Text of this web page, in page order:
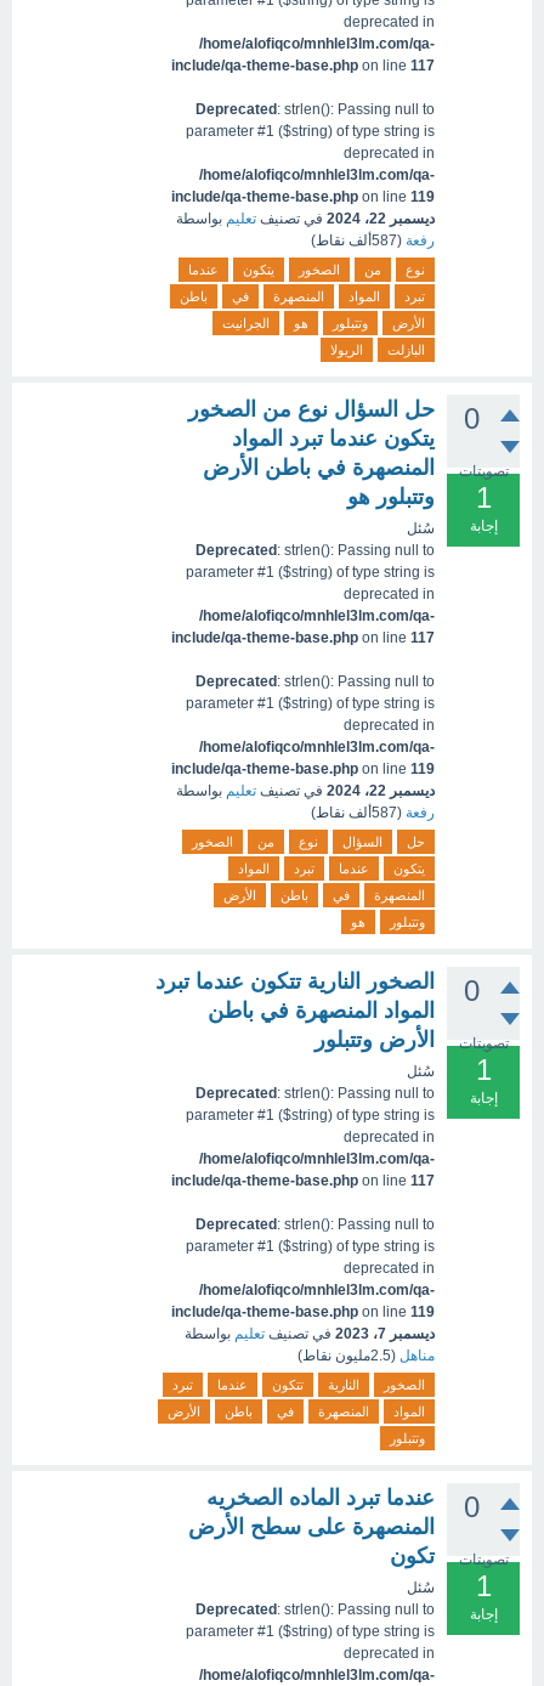
deprecated in
/home/alofiqco/mnhlel3lm.com/qa-
include/qa-theme-base.php on line 117
Deprecated : strlen(): Passing null to
parameter #1 ($string) of type string is
deprecated in
/home/alofiqco/mnhlel3lm.com/qa-
include/qa-theme-base.php on line 119
ديسمبر 22، 2024
في تصنيف تعليم بواسطة
رفعة (587ألف نقاط)
نوع من الصخور يتكون
عندما
تبرد
المواد المنصهرة في
باطن
الأرض
وتتبلور هو
الجرانيت
البازلت
الريولا
0
تصويتات
1
إجابة
حل السؤال نوع من الصخور
يتكون عندما تبرد المواد
المنصهرة في باطن الأرض
وتتبلور هو
سُئل
Deprecated : strlen(): Passing null to
parameter #1 ($string) of type string is
deprecated in
/home/alofiqco/mnhlel3lm.com/qa-
include/qa-theme-base.php on line 117
Deprecated : strlen(): Passing null to
parameter #1 ($string) of type string is
deprecated in
/home/alofiqco/mnhlel3lm.com/qa-
include/qa-theme-base.php on line 119
ديسمبر 22، 2024
في تصنيف تعليم بواسطة
رفعة (587ألف نقاط)
حل السؤال نوع من
الصخور
يتكون
عندما تبرد
المواد
المنصهرة
في باطن
الأرض
وتتبلور
هو
0
تصويتات
1
إجابة
الصخور النارية تتكون عندما تبرد
المواد المنصهرة في باطن
الأرض وتتبلور
سُئل
Deprecated : strlen(): Passing null to
parameter #1 ($string) of type string is
deprecated in
/home/alofiqco/mnhlel3lm.com/qa-
include/qa-theme-base.php on line 117
Deprecated : strlen(): Passing null to
parameter #1 ($string) of type string is
deprecated in
/home/alofiqco/mnhlel3lm.com/qa-
include/qa-theme-base.php on line 119
ديسمبر 7، 2023
في تصنيف تعليم بواسطة
مناهل (2.5مليون نقاط)
الصخور النارية تتكون عندما
تبرد
المواد
المنصهرة في باطن
الأرض
وتتبلور
0
تصويتات
1
إجابة
عندما تبرد الماده الصخريه
المنصهرة على سطح الأرض
تكون
سُئل
Deprecated : strlen(): Passing null to
parameter #1 ($string) of type string is
deprecated in
/home/alofiqco/mnhlel3lm.com/qa-